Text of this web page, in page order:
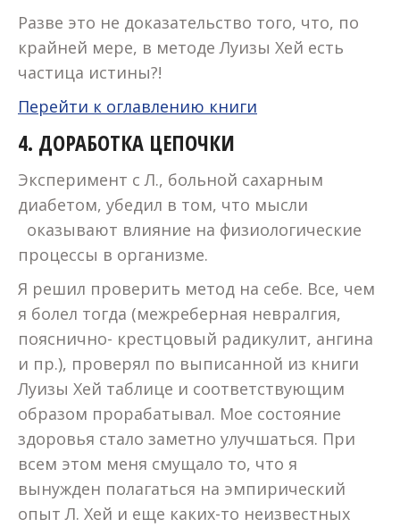
Разве это не доказательство того, что, по
крайней мере, в методе Луизы Хей есть
частица истины?!
Перейти к оглавлению книги
4. ДОРАБОТКА ЦЕПОЧКИ
Эксперимент с Л., больной сахарным
диабетом, убедил в том, что мысли
оказывают влияние на физиологические
процессы в организме.
Я решил проверить метод на себе. Все, чем
я болел тогда (межреберная невралгия,
пояснично- крестцовый радикулит, ангина
и пр.), проверял по выписанной из книги
Луизы Хей таблице и соответствующим
образом прорабатывал. Мое состояние
здоровья стало заметно улучшаться. При
всем этом меня смущало то, что я
вынужден полагаться на эмпирический
опыт Л. Хей и еще каких-то неизвестных